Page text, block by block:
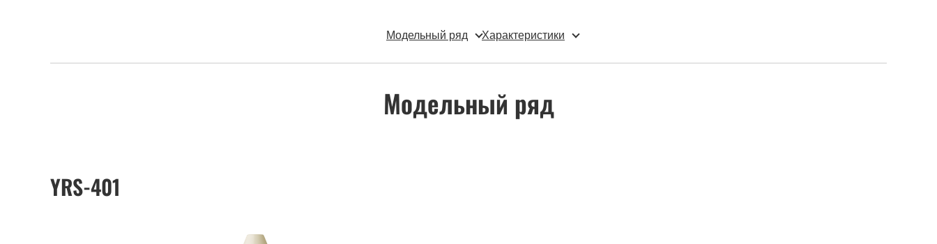
Модельный ряд Характеристики
Модельный ряд
YRS-401